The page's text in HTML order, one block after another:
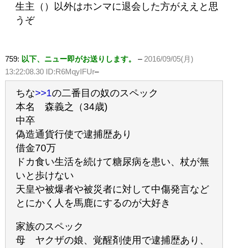
生主（）以外はホンマに退会した方がええと思
うぞ
759: 以下、ニュー即がお送りします。 –2016/09/05(月)
13:22:08.30 ID:R6MqyIFUr–
ちな>>1の二番目の奴のスペック
本名 森義之（34歳)
中卒
偽造通貨行使で逮捕歴あり
借金70万
ドカ食い生活を続けて糖尿病を患い、杖が無
いと歩けない
天皇や被爆者や被災者に対して中傷発言など
とにかく人を馬鹿にするのが大好き
家族のスペック
母 ヤクザの娘、覚醒剤使用で逮捕歴あり、